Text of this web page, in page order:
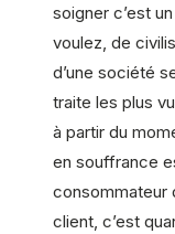
soigner c’est
voulez, de
d’une société
traite les plus
à partir du
en souffrance
consommateur
client, c’est